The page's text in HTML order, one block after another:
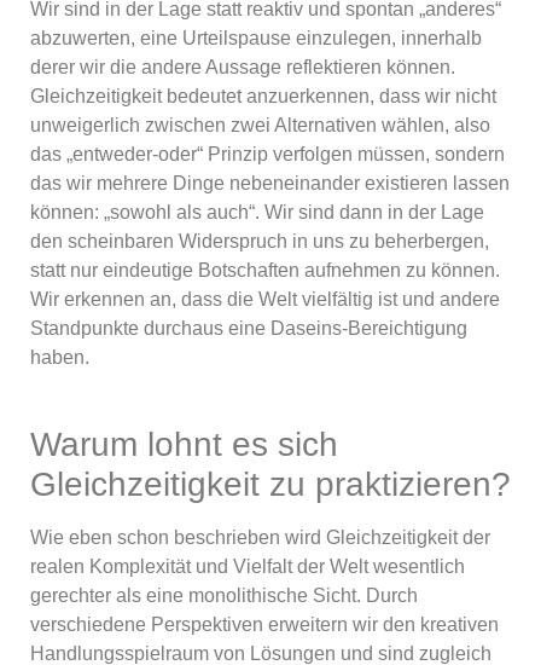
Wir sind in der Lage statt reaktiv und spontan „anderes“
abzuwerten, eine Urteilspause einzulegen, innerhalb
derer wir die andere Aussage reflektieren können.
Gleichzeitigkeit bedeutet anzuerkennen, dass wir nicht
unweigerlich zwischen zwei Alternativen wählen, also
das „entweder-oder“ Prinzip verfolgen müssen, sondern
das wir mehrere Dinge nebeneinander existieren lassen
können: „sowohl als auch“. Wir sind dann in der Lage
den scheinbaren Widerspruch in uns zu beherbergen,
statt nur eindeutige Botschaften aufnehmen zu können.
Wir erkennen an, dass die Welt vielfältig ist und andere
Standpunkte durchaus eine Daseins-Bereichtigung
haben.
Warum lohnt es sich
Gleichzeitigkeit zu praktizieren?
Wie eben schon beschrieben wird Gleichzeitigkeit der
realen Komplexität und Vielfalt der Welt wesentlich
gerechter als eine monolithische Sicht. Durch
verschiedene Perspektiven erweitern wir den kreativen
Handlungsspielraum von Lösungen und sind zugleich